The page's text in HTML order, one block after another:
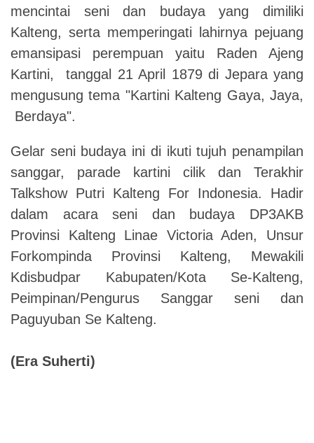
mencintai seni dan budaya yang dimiliki
Kalteng, serta memperingati lahirnya pejuang
emansipasi perempuan yaitu Raden Ajeng
Kartini, tanggal 21 April 1879 di Jepara yang
mengusung tema "Kartini Kalteng Gaya, Jaya,
Berdaya".
Gelar seni budaya ini di ikuti tujuh penampilan
sanggar, parade kartini cilik dan Terakhir
Talkshow Putri Kalteng For Indonesia. Hadir
dalam acara seni dan budaya DP3AKB
Provinsi Kalteng Linae Victoria Aden, Unsur
Forkompinda Provinsi Kalteng, Mewakili
Kdisbudpar Kabupaten/Kota Se-Kalteng,
Peimpinan/Pengurus Sanggar seni dan
Paguyuban Se Kalteng.
(Era Suherti)